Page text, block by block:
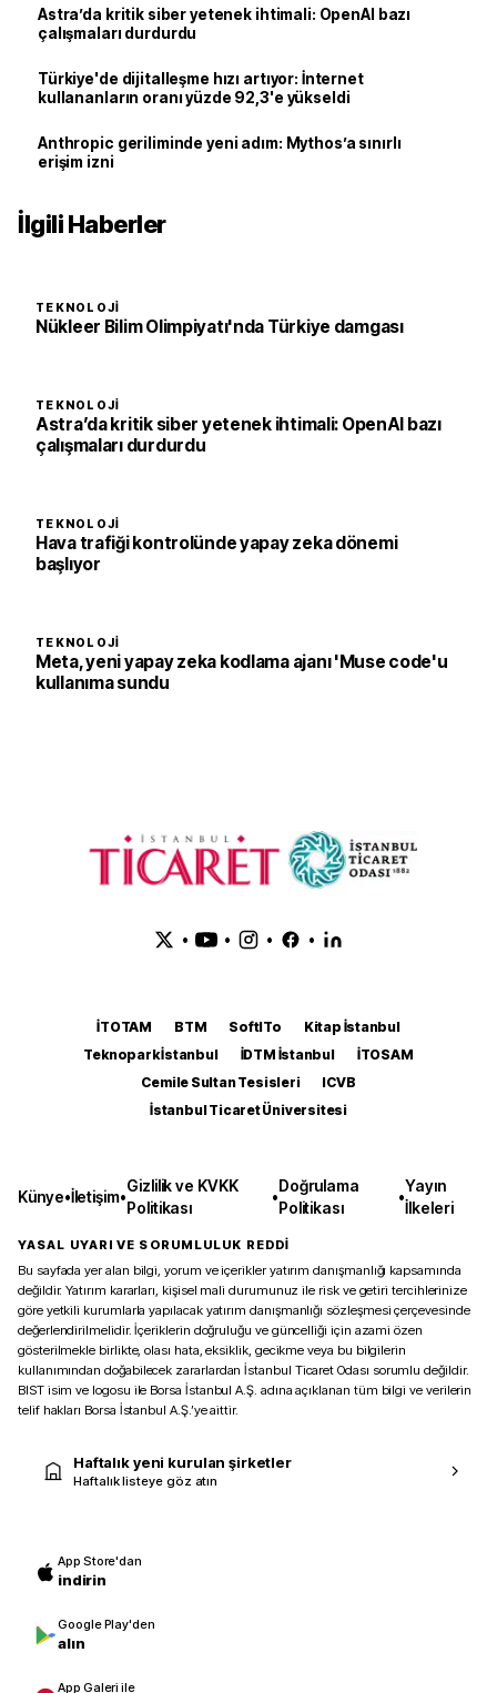
Astra’da kritik siber yetenek ihtimali: OpenAI bazı
çalışmaları durdurdu
Türkiye'de dijitalleşme hızı artıyor: İnternet
kullananların oranı yüzde 92,3'e yükseldi
Anthropic geriliminde yeni adım: Mythos’a sınırlı
erişim izni
İlgili Haberler
TEKNOLOJI
Nükleer Bilim Olimpiyatı'nda Türkiye damgası
TEKNOLOJI
Astra’da kritik siber yetenek ihtimali: OpenAI bazı
çalışmaları durdurdu
TEKNOLOJI
Hava trafiği kontrolünde yapay zeka dönemi
başlıyor
TEKNOLOJI
Meta, yeni yapay zeka kodlama ajanı 'Muse code'u
kullanıma sundu
• • • •
İTOTAM BTM SoftITo
Kitap İstanbul
Teknopark İstanbul
İDTM İstanbul
İTOSAM
Cemile Sultan Tesisleri
ICVB
İstanbul Ticaret Üniversitesi
Künye•İletişim•
Gizlilik ve KVKK
Politikası
•
Doğrulama
Politikası
•
Yayın
İlkeleri
YASAL UYARI VE SORUMLULUK REDDİ
Bu sayfada yer alan bilgi, yorum ve içerikler yatırım danışmanlığı kapsamında
değildir. Yatırım kararları, kişisel mali durumunuz ile risk ve getiri tercihlerinize
göre yetkili kurumlarla yapılacak yatırım danışmanlığı sözleşmesi çerçevesinde
değerlendirilmelidir. İçeriklerin doğruluğu ve güncelliği için azami özen
gösterilmekle birlikte, olası hata, eksiklik, gecikme veya bu bilgilerin
kullanımından doğabilecek zararlardan İstanbul Ticaret Odası sorumlu değildir.
BIST isim ve logosu ile Borsa İstanbul A.Ş. adına açıklanan tüm bilgi ve verilerin
telif hakları Borsa İstanbul A.Ş.’ye aittir.
Haftalık yeni kurulan şirketler
Haftalık listeye göz atın
App Store'dan
indirin
Google Play'den
alın
App Galeri ile